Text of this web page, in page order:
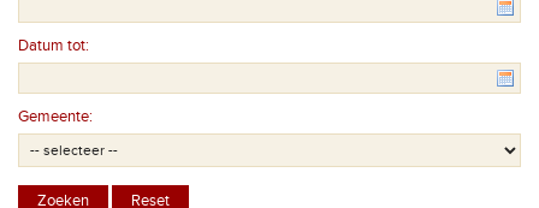
Datum tot:
Gemeente: